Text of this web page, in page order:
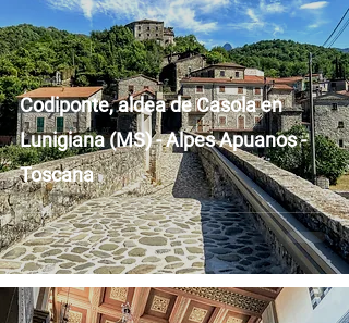
Codiponte, aldea de Casola en
Lunigiana (MS) - Alpes Apuanos -
Toscana